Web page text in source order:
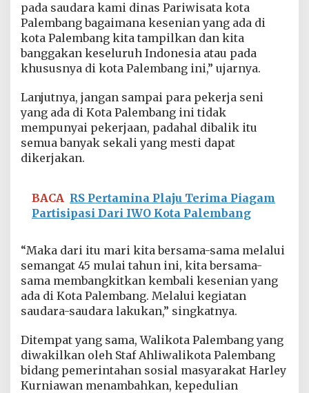
pada saudara kami dinas Pariwisata kota
Palembang bagaimana kesenian yang ada di
kota Palembang kita tampilkan dan kita
banggakan keseluruh Indonesia atau pada
khususnya di kota Palembang ini,” ujarnya.
Lanjutnya, jangan sampai para pekerja seni
yang ada di Kota Palembang ini tidak
mempunyai pekerjaan, padahal dibalik itu
semua banyak sekali yang mesti dapat
dikerjakan.
BACA RS Pertamina Plaju Terima Piagam
Partisipasi Dari IWO Kota Palembang
“Maka dari itu mari kita bersama-sama melalui
semangat 45 mulai tahun ini, kita bersama-
sama membangkitkan kembali kesenian yang
ada di Kota Palembang. Melalui kegiatan
saudara-saudara lakukan,” singkatnya.
Ditempat yang sama, Walikota Palembang yang
diwakilkan oleh Staf Ahliwalikota Palembang
bidang pemerintahan sosial masyarakat Harley
Kurniawan menambahkan, kepedulian